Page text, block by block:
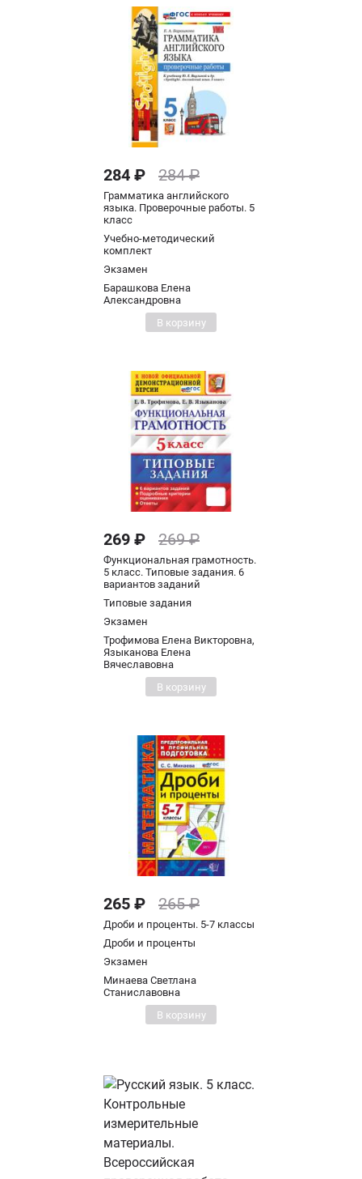
284 ₽ 284 ₽
Грамматика английского
языка. Проверочные работы. 5
класс
Учебно-методический
комплект
Экзамен
Барашкова Елена
Александровна
В корзину
269 ₽ 269 ₽
Функциональная грамотность.
5 класс. Типовые задания. 6
вариантов заданий
Типовые задания
Экзамен
Трофимова Елена Викторовна,
Языканова Елена
Вячеславовна
В корзину
265 ₽ 265 ₽
Дроби и проценты. 5-7 классы
Дроби и проценты
Экзамен
Минаева Светлана
Станиславовна
В корзину